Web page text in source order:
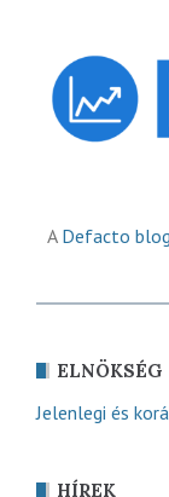
A Defacto blog
ELNÖKSÉG
Jelenlegi és
HÍREK